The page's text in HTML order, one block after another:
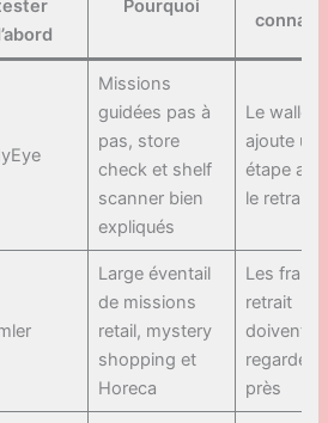
Pourquoi
Missions
guidées pas à
pas, store
check et shelf
scanner bien
expliqués
Le wallet
ajoute une
étape
le retrait
Large éventail
de missions
retail, mystery
shopping et
Horeca
Les frais
retrait
doivent
regardés
près